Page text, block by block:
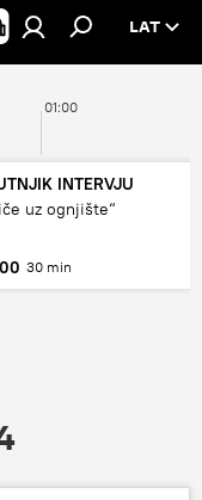
LAT
01:00
INTERVJU
uz ognjište“
30 min